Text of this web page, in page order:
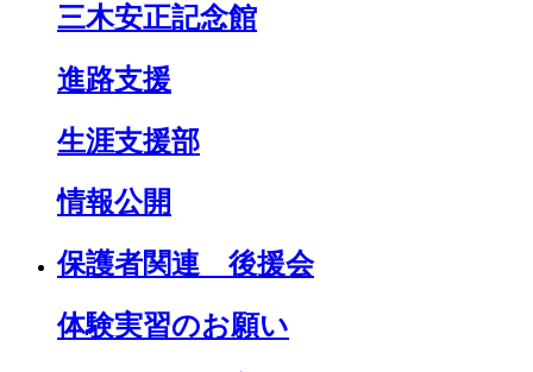
三木安正記念館
進路支援
生涯支援部
情報公開
保護者関連 後援会
体験実習のお願い